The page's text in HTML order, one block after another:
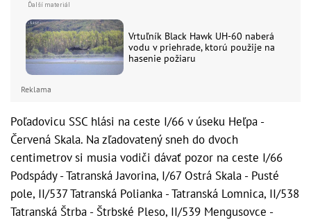
Vrtuľník Black Hawk UH-60 naberá
vodu v priehrade, ktorú použije na
hasenie požiaru
Reklama
Poľadovicu SSC hlási na ceste I/66 v úseku Heľpa -
Červená Skala. Na zľadovatený sneh do dvoch
centimetrov si musia vodiči dávať pozor na ceste I/66
Podspády - Tatranská Javorina, I/67 Ostrá Skala - Pusté
pole, II/537 Tatranská Polianka - Tatranská Lomnica, II/538
Tatranská Štrba - Štrbské Pleso, II/539 Mengusovce -